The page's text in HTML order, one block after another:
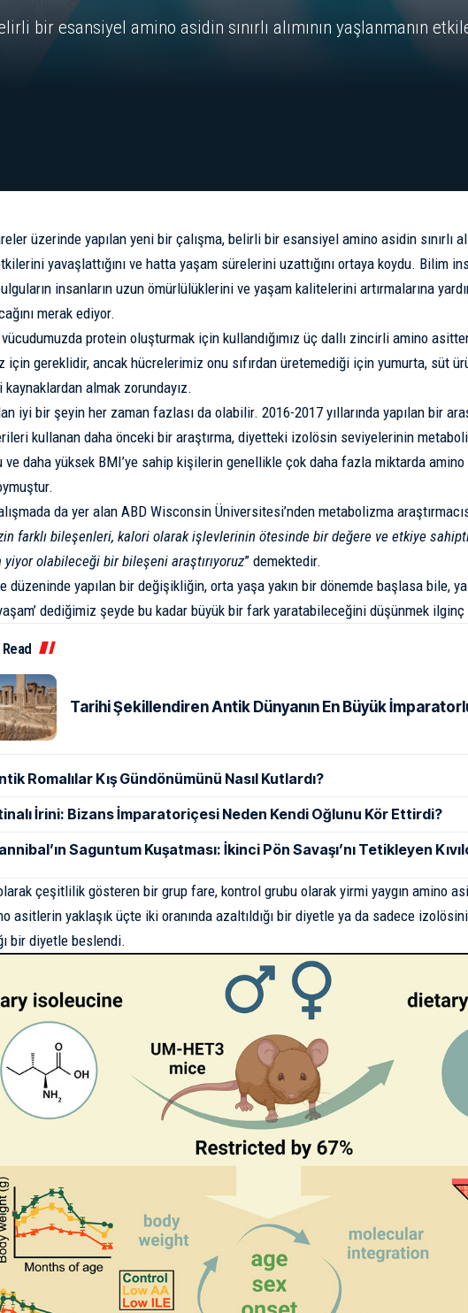
bir esansiyel amino asidin sınırlı alımının yaşlanmanın
üzerinde yapılan yeni bir çalışma, belirli bir esansiyel amino asidin sınırlı
yavaşlattığını ve hatta yaşam sürelerini uzattığını ortaya koydu. Bilim
insanların uzun ömürlülüklerini ve yaşam kalitelerini artırmalarına
merak ediyor.
protein oluşturmak için kullandığımız üç dallı zincirli amino
için gereklidir, ancak hücrelerimiz onu sıfırdan üretemediği için yumurta, süt
kaynaklardan almak zorundayız.
iyi bir şeyin her zaman fazlası da olabilir. 2016-2017 yıllarında yapılan bir
kullanan daha önceki bir araştırma, diyetteki izolösin seviyelerinin
ve daha yüksek BMI’ye sahip kişilerin genellikle çok daha fazla miktarda
da yer alan ABD Wisconsin Üniversitesi’nden metabolizma
farklı bileşenleri, kalori olarak işlevlerinin ötesinde bir değere ve etkiye
yiyor olabileceği bir bileşeni araştırıyoruz” demektedir.
düzeninde yapılan bir değişikliğin, orta yaşa yakın bir dönemde başlasa bile,
yaşam’ dediğimiz şeyde bu kadar büyük bir fark yaratabileceğini düşünmek
Tarihi Şekillendiren Antik Dünyanın En Büyük
Romalılar Kış Gündönümünü Nasıl Kutlardı?
İrini: Bizans İmparatoriçesi Neden Kendi Oğlunu Kör Ettirdi?
Saguntum Kuşatması: İkinci Pön Savaşı’nı Tetikleyen
çeşitlilik gösteren bir grup fare, kontrol grubu olarak yirmi yaygın amino
asitlerin yaklaşık üçte iki oranında azaltıldığı bir diyetle ya da sadece
bir diyetle beslendi.